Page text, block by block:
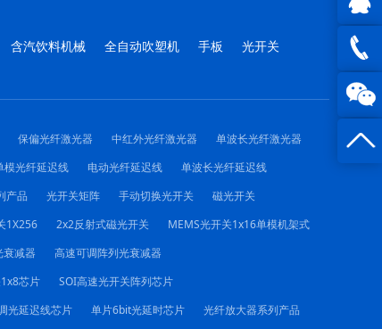
QQ在
线咨询
0816 -
含汽饮料机械 全自动吹塑机 手板 光开关
保偏光纤激光器 中红外光纤激光器
单波长光纤激光器
模光纤延迟线 电动光纤延迟线
单波长光纤延迟线
产品 光开关矩阵 手动切换光开关
磁光开关
1X256 2x2反射式磁光开关
MEMS光开关1x16单模机架式
衰减器
高速可调阵列光衰减器
芯片
SOI高速光开关阵列芯片
光延迟线芯片 单片6bit光延时芯片
光纤放大器系列产品